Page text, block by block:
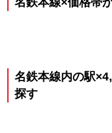
名鉄本線内の駅
探す